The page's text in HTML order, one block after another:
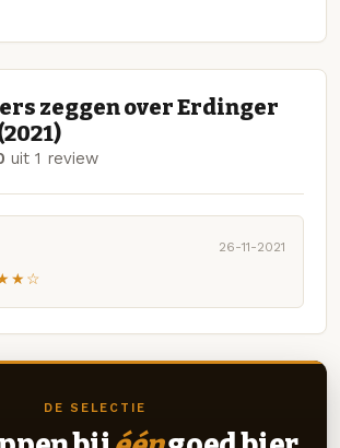
zeggen over Erdinger
uit 1 review
26-11-2021
DE SELECTIE